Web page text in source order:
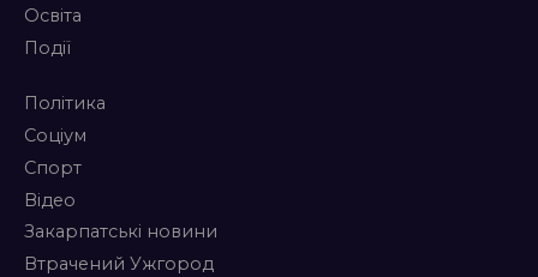
Освіта
Події
Політика
Соціум
Спорт
Відео
Закарпатські новини
Втрачений Ужгород